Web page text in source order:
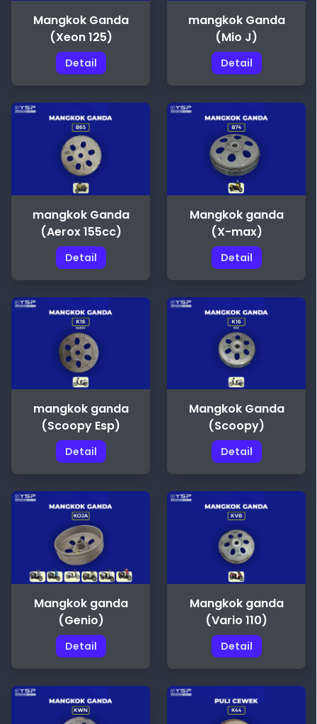
Mangkok Ganda
(Xeon 125)
Detail
mangkok Ganda
(Mio J)
Detail
mangkok Ganda
(Aerox 155cc)
Detail
Mangkok ganda
(X-max)
Detail
mangkok ganda
(Scoopy Esp)
Detail
Mangkok Ganda
(Scoopy)
Detail
Mangkok ganda
(Genio)
Detail
Mangkok ganda
(Vario 110)
Detail